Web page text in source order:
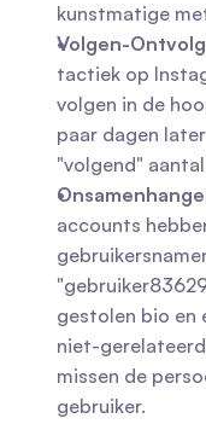
kunstmatige
Volgen-
tactiek op
volgen in de
paar dagen
"volgend"
accounts
gestolen bio en
niet-
missen de
gebruiker.